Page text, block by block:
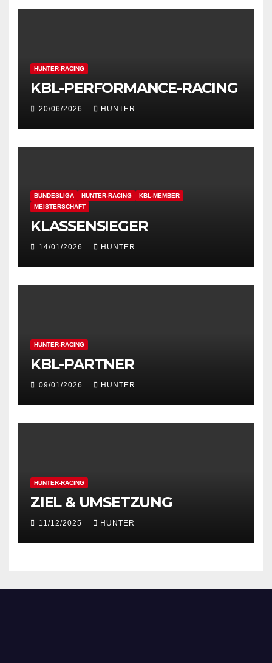
HUNTER-RACING
KBL-PERFORMANCE-RACING
20/06/2026 HUNTER
BUNDESLIGA HUNTER-RACING
KBL-MEMBER
MEISTERSCHAFT
KLASSENSIEGER
14/01/2026 HUNTER
HUNTER-RACING
KBL-PARTNER
09/01/2026 HUNTER
HUNTER-RACING
ZIEL & UMSETZUNG
11/12/2025 HUNTER